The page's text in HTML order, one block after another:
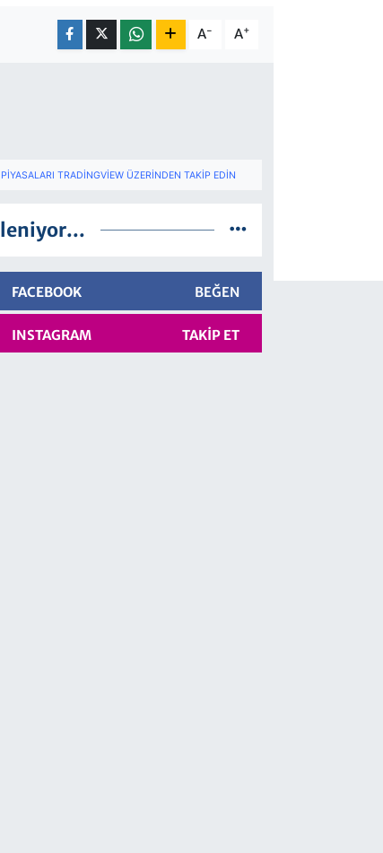
A- A+
TRADINGVIEW ÜZERINDEN TAKIP EDIN
FACEBOOK BEĞEN
INSTAGRAM TAKIP ET